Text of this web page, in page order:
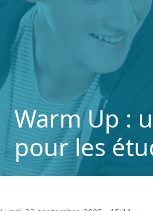
Warm Up :
pour les